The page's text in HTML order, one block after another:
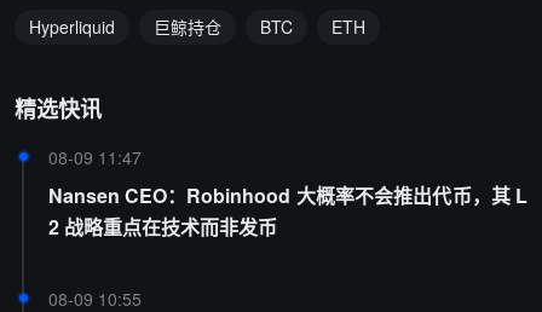
Hyperliquid 巨鲸持仓 BTC ETH
精选快讯
08-09 11:47
Nansen CEO：Robinhood 大概率不会推出代币，其 L
2 战略重点在技术而非发币
08-09 10:55